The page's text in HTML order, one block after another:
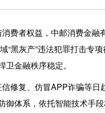
费者权益，中邮消费金融
“黑灰产”违法犯罪打击专
金融秩序稳定。
修复、仿冒APP诈骗等日
御体系，依托智能技术手